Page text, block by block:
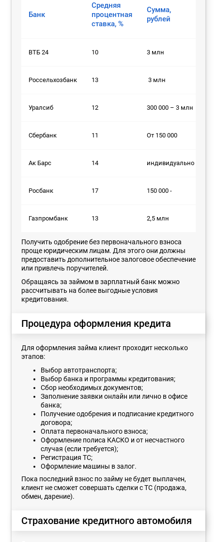
Банк
Средняя
процентная
ставка, %
Сумма,
рублей
ВТБ 24 10 3 млн
Россельхозбанк 13 3 млн
Уралсиб 12 300 000 – 3 млн
Сбербанк 11 От 150 000
Ак Барс 14 индивидуально
Росбанк 17 150 000 -
Газпромбанк 13 2,5 млн
Получить одобрение без первоначального взноса
проще юридическим лицам. Для этого они должны
предоставить дополнительное залоговое обеспечение
или привлечь поручителей.
Обращаясь за займом в зарплатный банк можно
рассчитывать на более выгодные условия
кредитования.
Процедура оформления кредита
Для оформления займа клиент проходит несколько
этапов:
Выбор автотранспорта;
Выбор банка и программы кредитования;
Сбор необходимых документов;
Заполнение заявки онлайн или лично в офисе
банка;
Получение одобрения и подписание кредитного
договора;
Оплата первоначального взноса;
Оформление полиса КАСКО и от несчастного
случая (если требуется);
Регистрация ТС;
Оформление машины в залог.
Пока последний взнос по займу не будет выплачен,
клиент не сможет совершать сделки с ТС (продажа,
обмен, дарение).
Страхование кредитного автомобиля